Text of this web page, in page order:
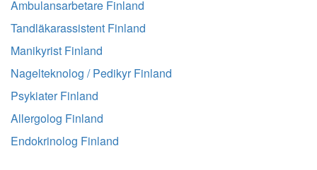
Ambulansarbetare Finland
Tandläkarassistent Finland
Manikyrist Finland
Nagelteknolog / Pedikyr Finland
Psykiater Finland
Allergolog Finland
Endokrinolog Finland